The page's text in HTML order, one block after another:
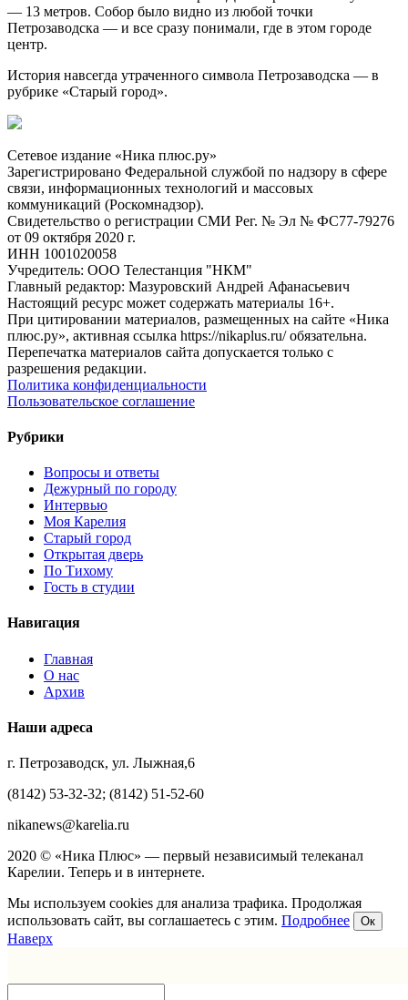
— 13 метров. Собор было видно из любой точки
Петрозаводска — и все сразу понимали, где в этом городе
центр.
История навсегда утраченного символа Петрозаводска — в
рубрике «Старый город».
Сетевое издание «Ника плюс.ру»
Зарегистрировано Федеральной службой по надзору в сфере
связи, информационных технологий и массовых
коммуникаций (Роскомнадзор).
Свидетельство о регистрации СМИ Рег. № Эл № ФС77-79276
от 09 октября 2020 г.
ИНН 1001020058
Учредитель: ООО Телестанция "НКМ"
Главный редактор: Мазуровский Андрей Афанасьевич
Настоящий ресурс может содержать материалы 16+.
При цитировании материалов, размещенных на сайте «Ника
плюс.ру», активная ссылка https://nikaplus.ru/ обязательна.
Перепечатка материалов сайта допускается только с
разрешения редакции.
Политика конфиденциальности
Пользовательское соглашение
Рубрики
Вопросы и ответы
Дежурный по городу
Интервью
Моя Карелия
Старый город
Открытая дверь
По Тихому
Гость в студии
Навигация
Главная
О нас
Архив
Наши адреса
г. Петрозаводск, ул. Лыжная,6
(8142) 53-32-32; (8142) 51-52-60
nikanews@karelia.ru
2020 © «Ника Плюс» — первый независимый телеканал
Карелии. Теперь и в интернете.
Мы используем cookies для анализа трафика. Продолжая
использовать сайт, вы соглашаетесь с этим. Подробнее Ок
Наверх